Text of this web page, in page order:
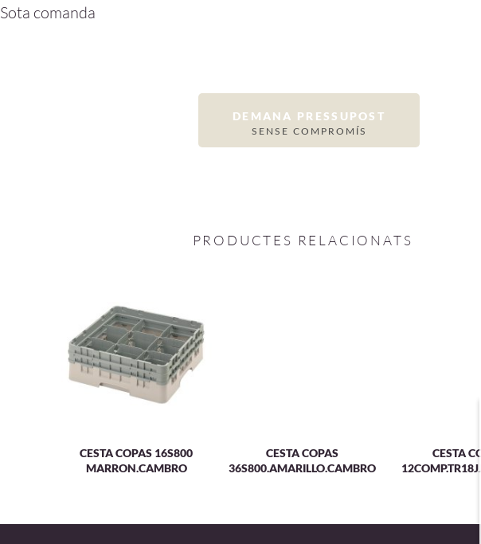
Sota comanda
DEMANA PRESSUPOST
SENSE COMPROMÍS
PRODUCTES RELACIONATS
CESTA COPAS 16S800
MARRON.CAMBRO
CESTA COPAS
36S800.AMARILLO.CAMBRO
CESTA